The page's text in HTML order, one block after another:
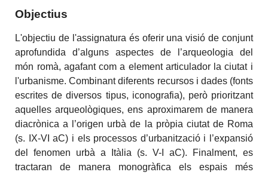
Objectius
L'objectiu de l'assignatura és oferir una visió de conjunt
aprofundida d’alguns aspectes de l’arqueologia del
món romà, agafant com a element articulador la ciutat i
l'urbanisme. Combinant diferents recursos i dades (fonts
escrites de diversos tipus, iconografia), però prioritzant
aquelles arqueològiques, ens aproximarem de manera
diacrònica a l’origen urbà de la pròpia ciutat de Roma
(s. IX-VI aC) i els processos d’urbanització i l’expansió
del fenomen urbà a Itàlia (s. V-I aC). Finalment, es
tractaran de manera monogràfica els espais més